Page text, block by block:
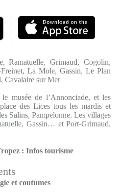
Ramatuelle, Grimaud, Cogolin,
La Mole, Gassin, Le Plan
Cavalaire sur Mer
musée de l’Annonciade, et les
des Lices tous les mardis et
Salins, Pampelonne. Les villages
Gassin… et Port-Grimaud,
: Infos tourisme
et coutumes